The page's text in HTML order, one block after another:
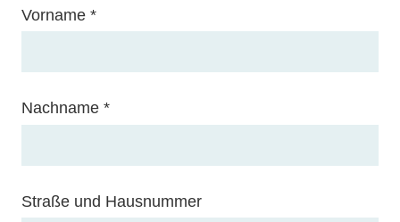
Vorname *
Nachname *
Straße und Hausnummer